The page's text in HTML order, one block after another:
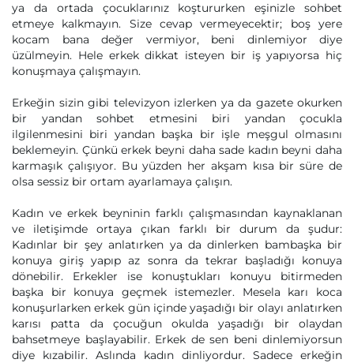
ya da ortada çocuklarınız koştururken eşinizle sohbet
etmeye kalkmayın. Size cevap vermeyecektir; boş yere
kocam bana değer vermiyor, beni dinlemiyor diye
üzülmeyin. Hele erkek dikkat isteyen bir iş yapıyorsa hiç
konuşmaya çalışmayın.
Erkeğin sizin gibi televizyon izlerken ya da gazete okurken
bir yandan sohbet etmesini biri yandan çocukla
ilgilenmesini biri yandan başka bir işle meşgul olmasını
beklemeyin. Çünkü erkek beyni daha sade kadın beyni daha
karmaşık çalışıyor. Bu yüzden her akşam kısa bir süre de
olsa sessiz bir ortam ayarlamaya çalışın.
Kadın ve erkek beyninin farklı çalışmasından kaynaklanan
ve iletişimde ortaya çıkan farklı bir durum da şudur:
Kadınlar bir şey anlatırken ya da dinlerken bambaşka bir
konuya giriş yapıp az sonra da tekrar başladığı konuya
dönebilir. Erkekler ise konuştukları konuyu bitirmeden
başka bir konuya geçmek istemezler. Mesela karı koca
konuşurlarken erkek gün içinde yaşadığı bir olayı anlatırken
karısı patta da çocuğun okulda yaşadığı bir olaydan
bahsetmeye başlayabilir. Erkek de sen beni dinlemiyorsun
diye kızabilir. Aslında kadın dinliyordur. Sadece erkeğin